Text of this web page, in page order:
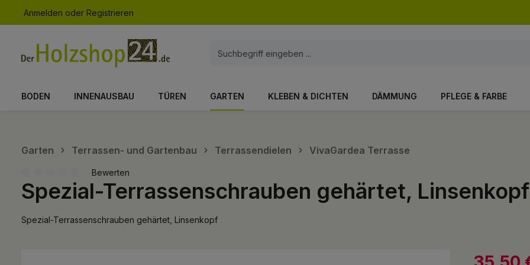
Zur Hauptnavigation springen
Anmelden oder Registrieren
BODEN INNENAUSBAU TÜREN GARTEN KLEBEN & DICHTEN DÄMMUNG PFLEGE & FARBE
Garten Terrassen- und Gartenbau Terrassendielen VivaGardea Terrasse
Durchschnittliche Bewertung von 0 von 5 Sternen
Bewerten
Spezial-Terrassenschrauben gehärtet,
Spezial-Terrassenschrauben gehärtet, Linsenkopf